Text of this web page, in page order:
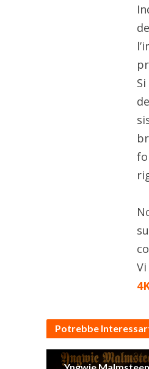
Potrebbe
Yngwie